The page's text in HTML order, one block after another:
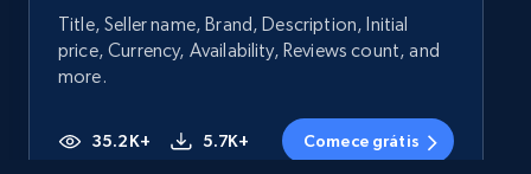
Title, Seller name, Brand, Description, Initial
price, Currency, Availability, Reviews count, and
more.
35.2K+ 5.7K+ Comece grátis